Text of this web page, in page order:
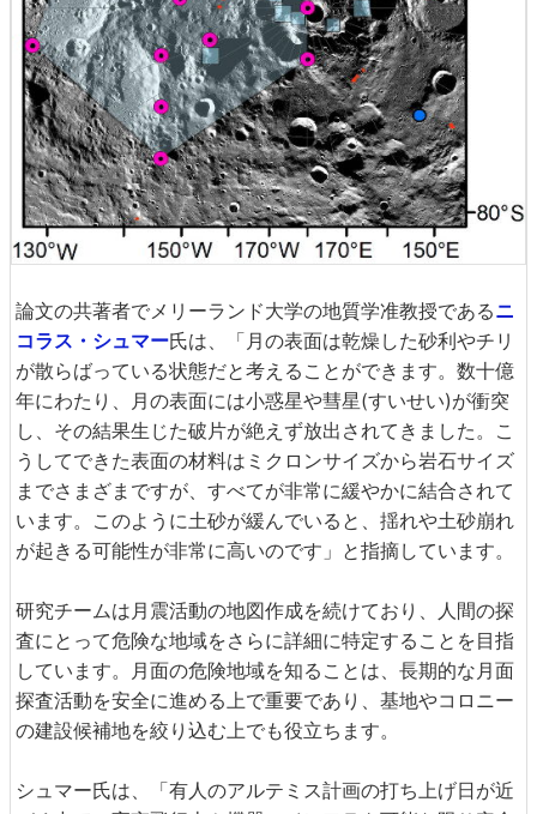
論文の共著者でメリーランド大学の地質学准教授であるニ
コラス・シュマー氏は、「月の表面は乾燥した砂利やチリ
が散らばっている状態だと考えることができます。数十億
年にわたり、月の表面には小惑星や彗星(すいせい)が衝突
し、その結果生じた破片が絶えず放出されてきました。こ
うしてできた表面の材料はミクロンサイズから岩石サイズ
までさまざまですが、すべてが非常に緩やかに結合されて
います。このように土砂が緩んでいると、揺れや土砂崩れ
が起きる可能性が非常に高いのです」と指摘しています。
研究チームは月震活動の地図作成を続けており、人間の探
査にとって危険な地域をさらに詳細に特定することを目指
しています。月面の危険地域を知ることは、長期的な月面
探査活動を安全に進める上で重要であり、基地やコロニー
の建設候補地を絞り込む上でも役立ちます。
シュマー氏は、「有人のアルテミス計画の打ち上げ日が近